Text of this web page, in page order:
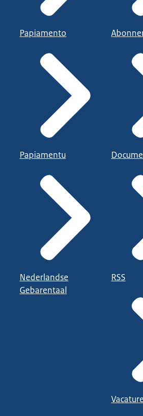
Papiamento
Papiamentu
Nederlandse
Gebarentaal
RSS